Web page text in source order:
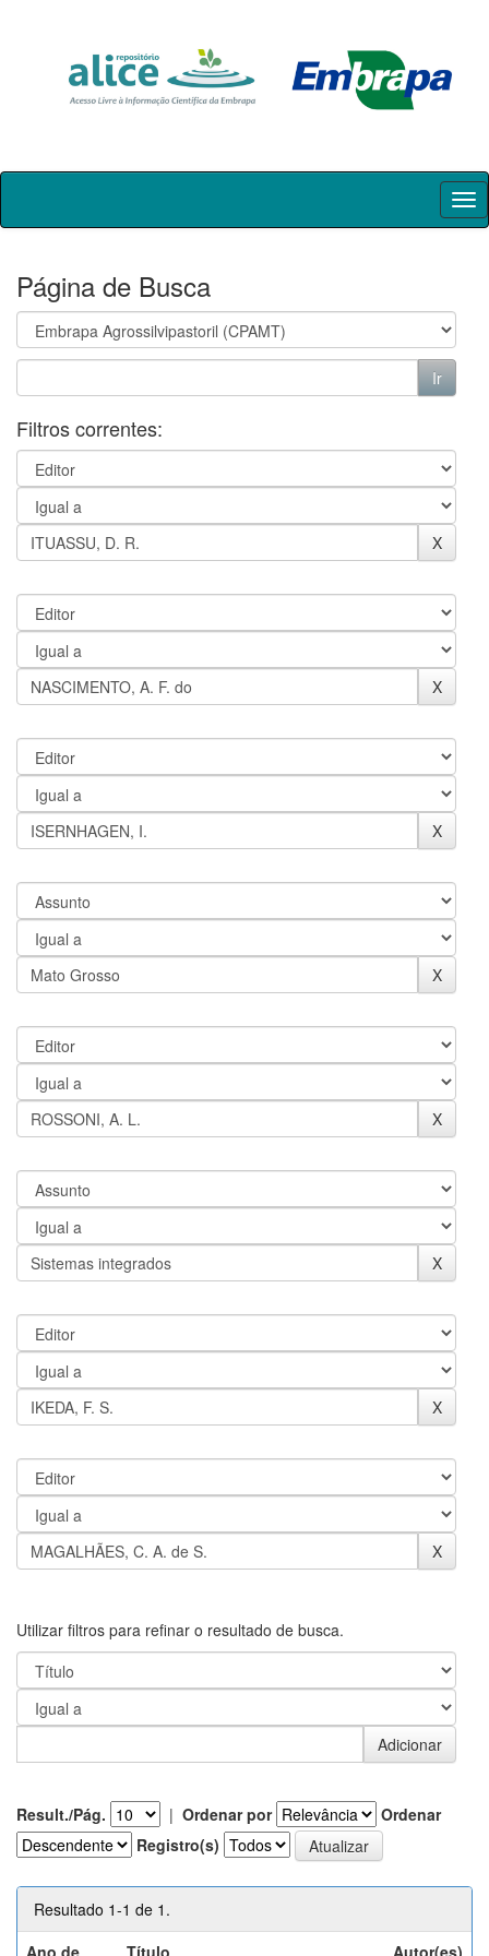
Skip
Página de Busca
Filtros correntes:
Utilizar filtros para refinar o resultado de busca.
Result./Pág. | Ordenar por
Ordenar
Registro(s)
Resultado 1-1 de 1.
Ano de
Título Autor(es)